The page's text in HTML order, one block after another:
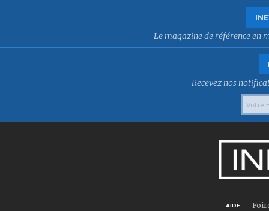
Le magazine de référence en
Recevez nos
AIDE